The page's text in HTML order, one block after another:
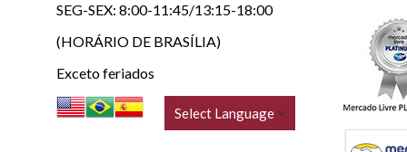
SEG-SEX: 8:00-11:45/13:15-18:00
(HORÁRIO DE BRASÍLIA)
Exceto feriados